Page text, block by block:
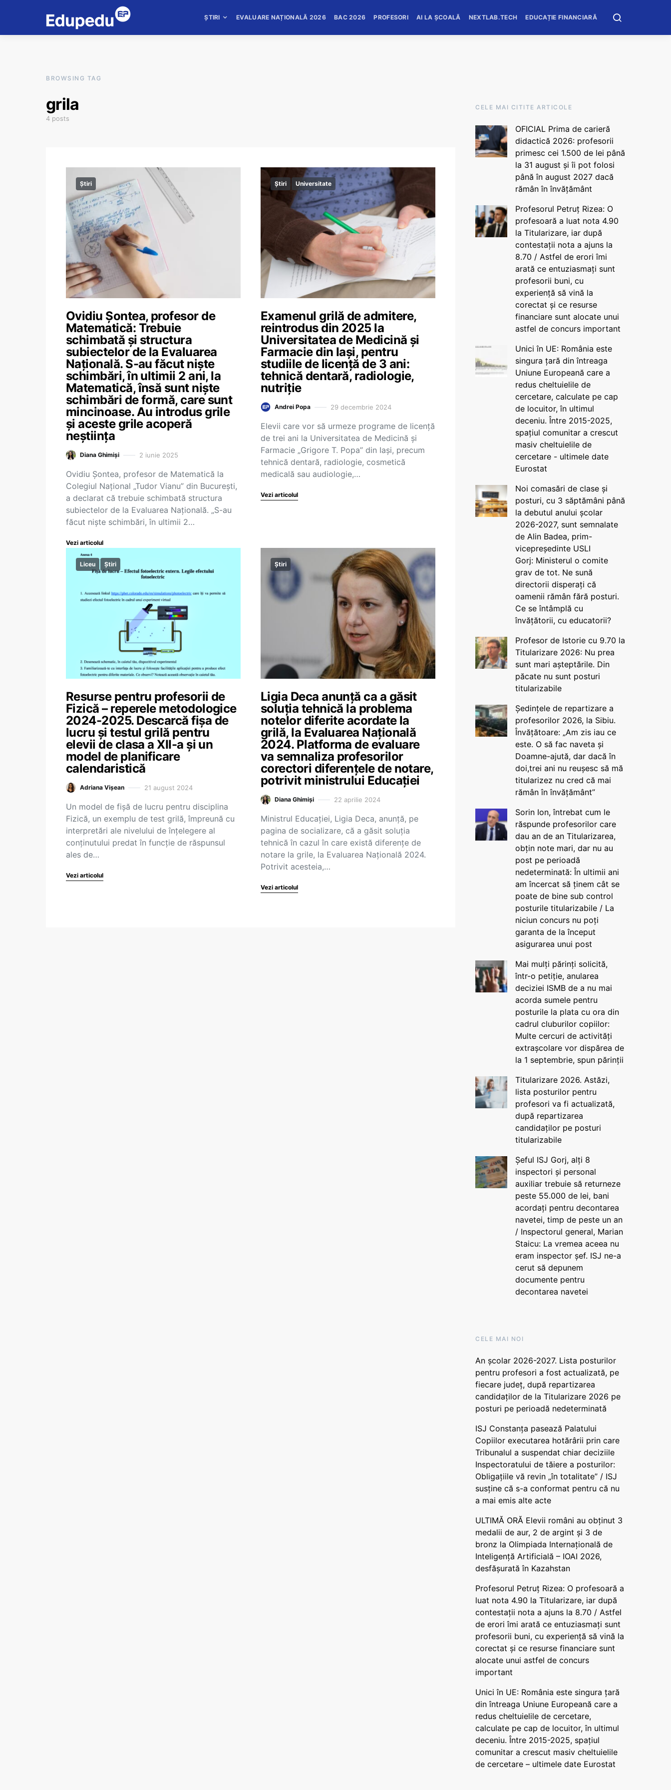
ȘTIRI EVALUARE NAȚIONALĂ 2026 BAC 2026 PROFESORI AI LA ȘCOALĂ NEXTLAB.TECH EDUCAȚIE FINANCIARĂ
BROWSING TAG
grila
4 posts
Știri
Ovidiu Șontea, profesor de
Matematică: Trebuie
schimbată și structura
subiectelor de la Evaluarea
Națională. S-au făcut niște
schimbări, în ultimii 2 ani, la
Matematică, însă sunt niște
schimbări de formă, care sunt
mincinoase. Au introdus grile
și aceste grile acoperă
neștiința
Diana Ghimiși 2 iunie 2025
Ovidiu Șontea, profesor de Matematică la
Colegiul Național „Tudor Vianu” din București,
a declarat că trebuie schimbată structura
subiectelor de la Evaluarea Națională. „S-au
făcut niște schimbări, în ultimii 2…
Vezi articolul
Știri Universitate
Examenul grilă de admitere,
reintrodus din 2025 la
Universitatea de Medicină și
Farmacie din Iași, pentru
studiile de licență de 3 ani:
tehnică dentară, radiologie,
nutriție
Andrei Popa 29 decembrie 2024
Elevii care vor să urmeze programe de licență
de trei ani la Universitatea de Medicină și
Farmacie „Grigore T. Popa” din Iași, precum
tehnică dentară, radiologie, cosmetică
medicală sau audiologie,…
Vezi articolul
Liceu Știri
Resurse pentru profesorii de
Fizică – reperele metodologice
2024-2025. Descarcă fișa de
lucru și testul grilă pentru
elevii de clasa a XII-a și un
model de planificare
calendaristică
Adriana Vișean 21 august 2024
Un model de fișă de lucru pentru disciplina
Fizică, un exemplu de test grilă, împreună cu
interpretări ale nivelului de înțelegere al
conținutului predat în funcție de răspunsul
ales de…
Vezi articolul
Știri
Ligia Deca anunță ca a găsit
soluția tehnică la problema
notelor diferite acordate la
grilă, la Evaluarea Națională
2024. Platforma de evaluare
va semnaliza profesorilor
corectori diferențele de notare,
potrivit ministrului Educației
Diana Ghimiși 22 aprilie 2024
Ministrul Educației, Ligia Deca, anunță, pe
pagina de socializare, că a găsit soluția
tehnică în cazul în care există diferențe de
notare la grile, la Evaluarea Națională 2024.
Potrivit acesteia,…
Vezi articolul
CELE MAI CITITE ARTICOLE
OFICIAL Prima de carieră
didactică 2026: profesorii
primesc cei 1.500 de lei până
la 31 august și îi pot folosi
până în august 2027 dacă
rămân în învățământ
Profesorul Petruț Rizea: O
profesoară a luat nota 4.90
la Titularizare, iar după
contestații nota a ajuns la
8.70 / Astfel de erori îmi
arată ce entuziasmați sunt
profesorii buni, cu
experiență să vină la
corectat și ce resurse
financiare sunt alocate unui
astfel de concurs important
Unici în UE: România este
singura țară din întreaga
Uniune Europeană care a
redus cheltuielile de
cercetare, calculate pe cap
de locuitor, în ultimul
deceniu. Între 2015-2025,
spațiul comunitar a crescut
masiv cheltuielile de
cercetare - ultimele date
Eurostat
Noi comasări de clase și
posturi, cu 3 săptămâni până
la debutul anului școlar
2026-2027, sunt semnalate
de Alin Badea, prim-
vicepreședinte USLI
Gorj: Ministerul o comite
grav de tot. Ne sună
directorii disperați că
oamenii rămân fără posturi.
Ce se întâmplă cu
învățătorii, cu educatorii?
Profesor de Istorie cu 9.70 la
Titularizare 2026: Nu prea
sunt mari așteptările. Din
păcate nu sunt posturi
titularizabile
Ședințele de repartizare a
profesorilor 2026, la Sibiu.
Învățătoare: „Am zis iau ce
este. O să fac naveta și
Doamne-ajută, dar dacă în
doi,trei ani nu reușesc să mă
titularizez nu cred că mai
rămân în învățământ”
Sorin Ion, întrebat cum le
răspunde profesorilor care
dau an de an Titularizarea,
obțin note mari, dar nu au
post pe perioadă
nedeterminată: În ultimii ani
am încercat să ținem cât se
poate de bine sub control
posturile titularizabile / La
niciun concurs nu poți
garanta de la început
asigurarea unui post
Mai mulți părinți solicită,
într-o petiție, anularea
deciziei ISMB de a nu mai
acorda sumele pentru
posturile la plata cu ora din
cadrul cluburilor copiilor:
Multe cercuri de activități
extrașcolare vor dispărea de
la 1 septembrie, spun părinții
Titularizare 2026. Astăzi,
lista posturilor pentru
profesori va fi actualizată,
după repartizarea
candidaților pe posturi
titularizabile
Șeful ISJ Gorj, alți 8
inspectori și personal
auxiliar trebuie să returneze
peste 55.000 de lei, bani
acordați pentru decontarea
navetei, timp de peste un an
/ Inspectorul general, Marian
Staicu: La vremea aceea nu
eram inspector șef. ISJ ne-a
cerut să depunem
documente pentru
decontarea navetei
CELE MAI NOI
An școlar 2026-2027. Lista posturilor
pentru profesori a fost actualizată, pe
fiecare județ, după repartizarea
candidaților de la Titularizare 2026 pe
posturi pe perioadă nedeterminată
ISJ Constanța pasează Palatului
Copiilor executarea hotărârii prin care
Tribunalul a suspendat chiar deciziile
Inspectoratului de tăiere a posturilor:
Obligațiile vă revin „în totalitate” / ISJ
susține că s-a conformat pentru că nu
a mai emis alte acte
ULTIMĂ ORĂ Elevii români au obținut 3
medalii de aur, 2 de argint și 3 de
bronz la Olimpiada Internațională de
Inteligență Artificială – IOAI 2026,
desfășurată în Kazahstan
Profesorul Petruț Rizea: O profesoară a
luat nota 4.90 la Titularizare, iar după
contestații nota a ajuns la 8.70 / Astfel
de erori îmi arată ce entuziasmați sunt
profesorii buni, cu experiență să vină la
corectat și ce resurse financiare sunt
alocate unui astfel de concurs
important
Unici în UE: România este singura țară
din întreaga Uniune Europeană care a
redus cheltuielile de cercetare,
calculate pe cap de locuitor, în ultimul
deceniu. Între 2015-2025, spațiul
comunitar a crescut masiv cheltuielile
de cercetare – ultimele date Eurostat